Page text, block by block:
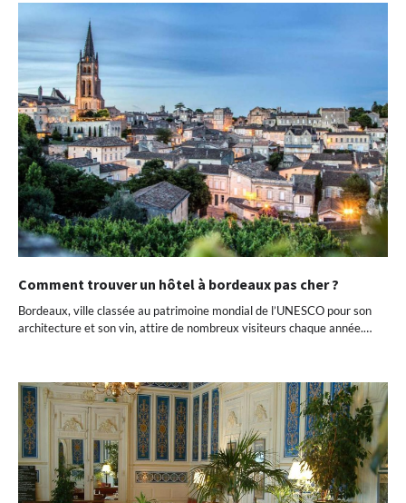
Comment trouver un hôtel à bordeaux pas cher ?
Bordeaux, ville classée au patrimoine mondial de l’UNESCO pour son
architecture et son vin, attire de nombreux visiteurs chaque année.…